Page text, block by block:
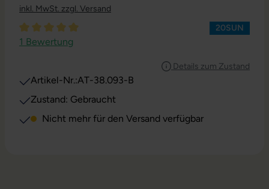
inkl. MwSt. zzgl. Versand
Durchschnittliche Bewertung von 5 von 5 Sternen
1 Bewertung
20SUN
Details zum Zustand
Artikel-Nr.:AT-38.093-B
Zustand: Gebraucht
Nicht mehr für den Versand verfügbar